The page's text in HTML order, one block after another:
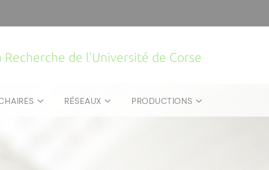
Recherche de l'Université de Corse
RÉSEAUX PRODUCTIONS